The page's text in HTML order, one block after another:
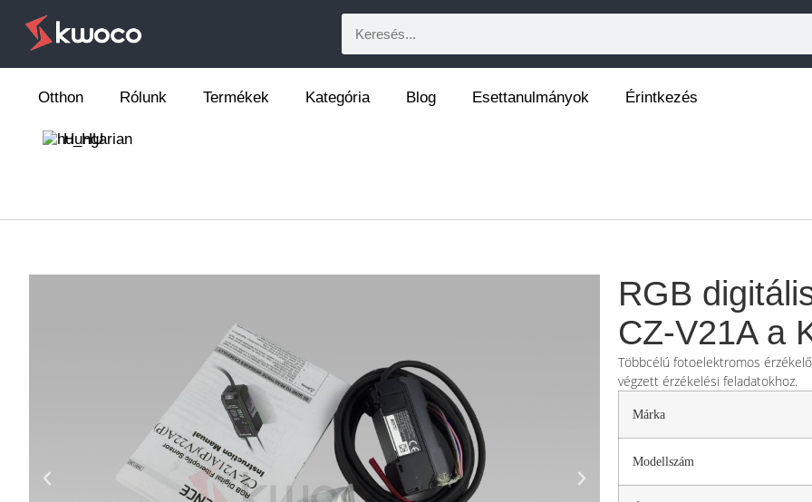
Otthon Rólunk Termékek Kategória Blog Esettanulmányok Érintkezés
Hungarian
RGB
CZ-V21A a
Többcélú fotoelektromos
végzett érzékelési feladatokhoz.
Márka
Modellszám